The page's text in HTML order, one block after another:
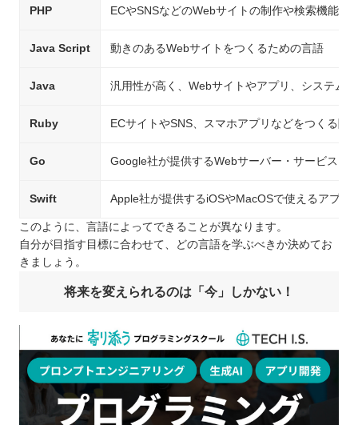
PHP ECやSNSなどのWebサイトの制作や検索機能の
Java Script 動きのあるWebサイトをつくるための言語
Java 汎用性が高く、Webサイトやアプリ、システム
Ruby ECサイトやSNS、スマホアプリなどをつくる際
Go Google社が提供するWebサーバー・サービス、
Swift Apple社が提供するiOSやMacOSで使えるアプリ
このように、言語によってできることが異なります。
自分が目指す目標に合わせて、どの言語を学ぶべきか決めてお
きましょう。
将来を変えられるのは「今」しかない！